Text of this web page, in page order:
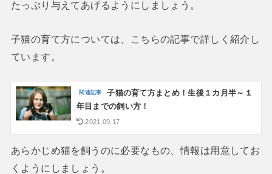
たっぷり与えてあげるようにしましょう。
子猫の育て方については、こちらの記事で詳しく紹介し
ています。
子猫の育て方まとめ！生後１カ月半～１
年目までの飼い方！
2021.09.17
あらかじめ猫を飼うのに必要なもの、情報は用意してお
くようにしましょう。